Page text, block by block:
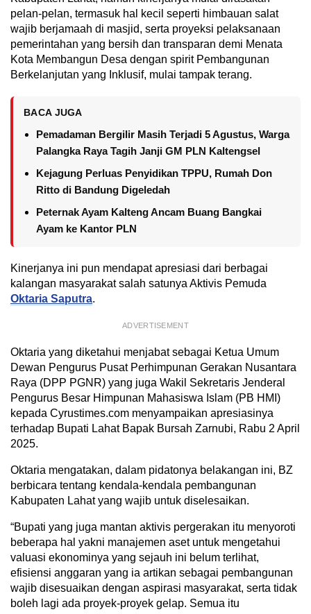
pelan-pelan, termasuk hal kecil seperti himbauan salat
wajib berjamaah di masjid, serta proyeksi pelaksanaan
pemerintahan yang bersih dan transparan demi Menata
Kota Membangun Desa dengan spirit Pembangunan
Berkelanjutan yang Inklusif, mulai tampak terang.
BACA JUGA
Pemadaman Bergilir Masih Terjadi 5 Agustus, Warga
Palangka Raya Tagih Janji GM PLN Kaltengsel
Kejagung Perluas Penyidikan TPPU, Rumah Don
Ritto di Bandung Digeledah
Peternak Ayam Kalteng Ancam Buang Bangkai
Ayam ke Kantor PLN
Kinerjanya ini pun mendapat apresiasi dari berbagai
kalangan masyarakat salah satunya Aktivis Pemuda
Oktaria Saputra.
ADVERTISEMENT
Oktaria yang diketahui menjabat sebagai Ketua Umum
Dewan Pengurus Pusat Perhimpunan Gerakan Nusantara
Raya (DPP PGNR) yang juga Wakil Sekretaris Jenderal
Pengurus Besar Himpunan Mahasiswa Islam (PB HMI)
kepada Cyrustimes.com menyampaikan apresiasinya
terhadap Bupati Lahat Bapak Bursah Zarnubi, Rabu 2 April
2025.
Oktaria mengatakan, dalam pidatonya belakangan ini, BZ
berbicara tentang kendala-kendala pembangunan
Kabupaten Lahat yang wajib untuk diselesaikan.
“Bupati yang juga mantan aktivis pergerakan itu menyoroti
beberapa hal yakni manajemen aset untuk mengetahui
valuasi ekonominya yang sejauh ini belum terlihat,
efisiensi anggaran yang ia artikan sebagai pembangunan
wajib disesuaikan dengan aspirasi masyarakat, serta tidak
boleh lagi ada proyek-proyek gelap. Semua itu